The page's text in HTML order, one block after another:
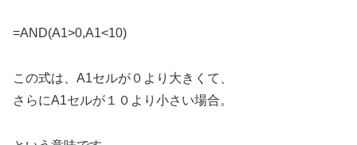
=AND(A1>0,A1<10)
この式は、A1セルが０より大きくて、
さらにA1セルが１０より小さい場合。